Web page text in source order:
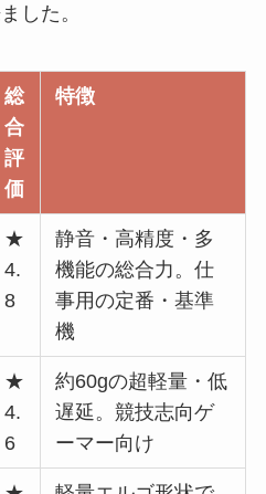
した。
総
合
評
価
特徴
★
4.
8
静音・高精度・多
機能の総合力。仕
事用の定番・基準
機
★
4.
6
約60gの超軽量・低
遅延。競技志向ゲ
ーマー向け